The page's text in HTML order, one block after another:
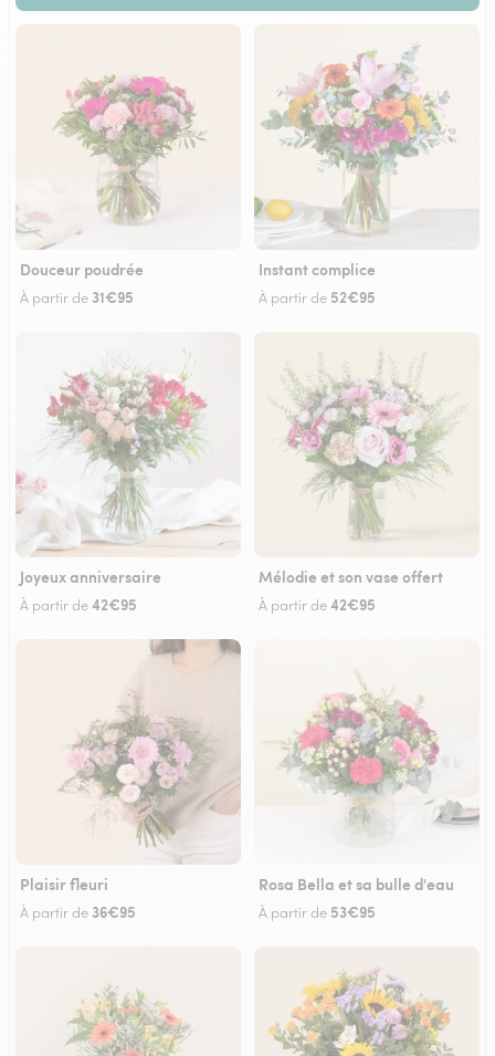
Douceur poudrée
À partir de 31€95
Instant complice
À partir de 52€95
Joyeux anniversaire
À partir de42€95
Mélodie et son vase offert
À partir de42€95
Plaisir fleuri
À partir de 36€95
Rosa Bella et sa bulle d'eau
À partir de 53€95